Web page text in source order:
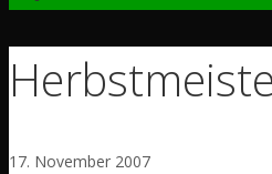
17. November 2007